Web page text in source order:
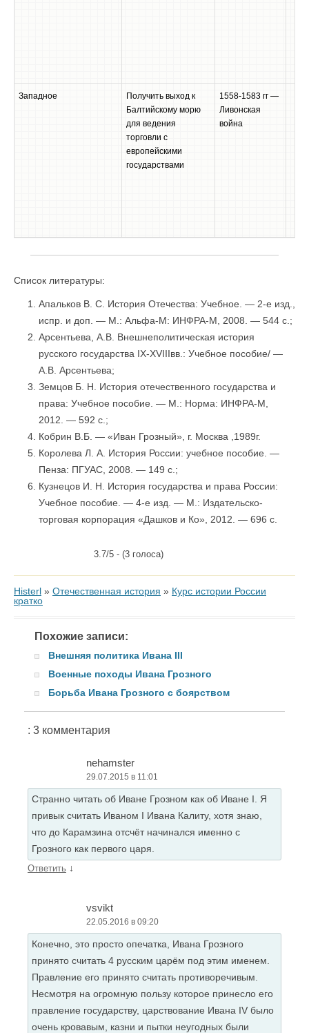
Западное
Получить выход к
Балтийскому морю
для ведения
торговли с
европейскими
государствами
1558-1583 гг —
Ливонская
война
Список литературы:
Апальков В. С. История Отечества: Учебное. — 2-e изд.,
испр. и доп. — М.: Альфа-М: ИНФРА-М, 2008. — 544 с.;
Арсентьева, А.В. Внешнеполитическая история
русского государства IX-XVIIIвв.: Учебное пособие/ —
А.В. Арсентьева;
Земцов Б. Н. История отечественного государства и
права: Учебное пособие. — М.: Норма: ИНФРА-М,
2012. — 592 с.;
Кобрин В.Б. — «Иван Грозный», г. Москва ,1989г.
Королева Л. А. История России: учебное пособие. —
Пенза: ПГУАС, 2008. — 149 с.;
Кузнецов И. Н. История государства и права России:
Учебное пособие. — 4-е изд. — М.: Издательско-
торговая корпорация «Дашков и Ко», 2012. — 696 с.
3.7/5 - (3 голоса)
Histerl » Отечественная история » Курс истории России
кратко
Похожие записи:
Внешняя политика Ивана III
Военные походы Ивана Грозного
Борьба Ивана Грозного с боярством
: 3 комментария
nehamster
29.07.2015 в 11:01
Странно читать об Иване Грозном как об Иване I. Я
привык считать Иваном I Ивана Калиту, хотя знаю,
что до Карамзина отсчёт начинался именно с
Грозного как первого царя.
Ответить ↓
vsvikt
22.05.2016 в 09:20
Конечно, это просто опечатка, Ивана Грозного
принято считать 4 русским царём под этим именем.
Правление его принято считать противоречивым.
Несмотря на огромную пользу которое принесло его
правление государству, царствование Ивана IV было
очень кровавым, казни и пытки неугодных были